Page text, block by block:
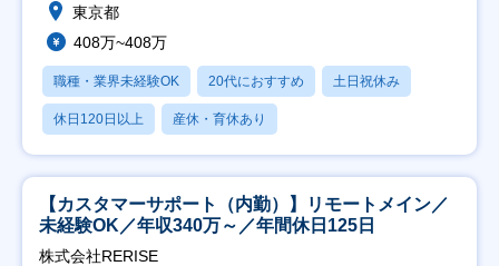
東京都
408万~408万
職種・業界未経験OK 20代におすすめ 土日祝休み
休日120日以上 産休・育休あり
【カスタマーサポート（内勤）】リモートメイン／
未経験OK／年収340万～／年間休日125日
株式会社RERISE